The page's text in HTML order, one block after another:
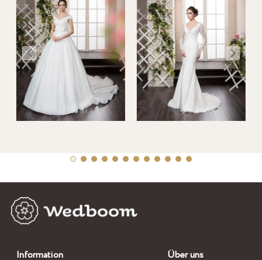
Information Über uns